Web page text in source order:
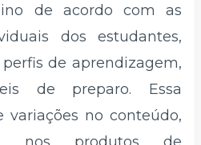
de acordo com as
dos estudantes,
de aprendizagem,
de preparo. Essa
variações no conteúdo,